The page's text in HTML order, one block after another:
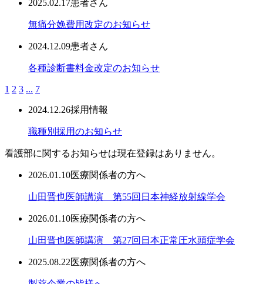
2025.02.17患者さん
無痛分娩費用改定のお知らせ
2024.12.09患者さん
各種診断書料金改定のお知らせ
1 2 3 ... 7
2024.12.26採用情報
職種別採用のお知らせ
看護部に関するお知らせは現在登録はありません。
2026.01.10医療関係者の方へ
山田晋也医師講演 第55回日本神経放射線学会
2026.01.10医療関係者の方へ
山田晋也医師講演 第27回日本正常圧水頭症学会
2025.08.22医療関係者の方へ